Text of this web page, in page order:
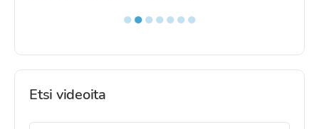
●●●●●●●
Etsi videoita